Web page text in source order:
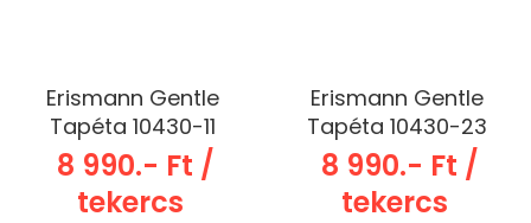
Erismann Gentle
Tapéta 10430-11
8 990.- Ft /
tekercs
Erismann Gentle
Tapéta 10430-23
8 990.- Ft /
tekercs